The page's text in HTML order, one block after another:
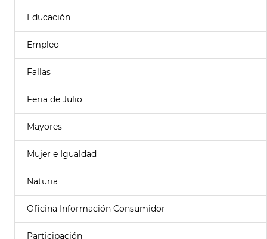
Educación
Empleo
Fallas
Feria de Julio
Mayores
Mujer e Igualdad
Naturia
Oficina Información Consumidor
Participación